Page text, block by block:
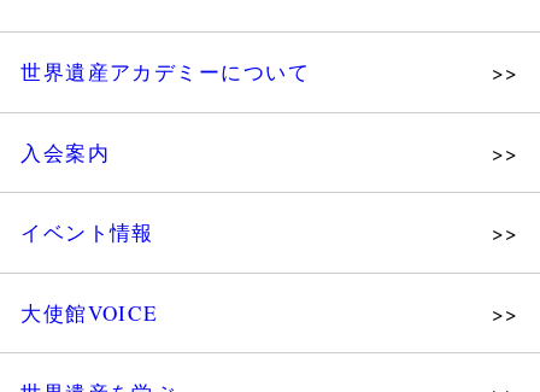
世界遺産アカデミーについて
組織図・役員
法人会員・協賛団体／公認団体
入会案内
イベント情報
展示会
大使館VOICE